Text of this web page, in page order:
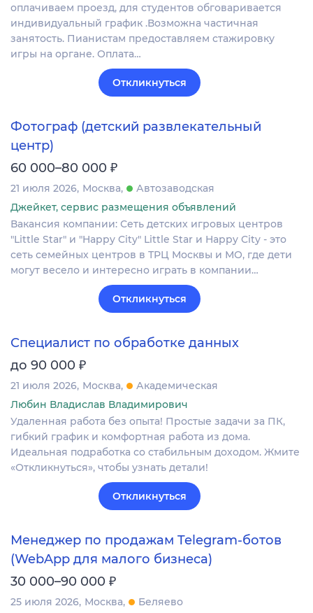
оплачиваем проезд, для студентов обговаривается
индивидуальный график .Возможна частичная
занятость. Пианистам предоставляем стажировку
игры на органе. Оплата…
Откликнуться
Фотограф (детский развлекательный
центр)
60 000–80 000 ₽
21 июля 2026 Москва
Автозаводская
Джейкет, сервис размещения объявлений
Вакансия компании: Сеть детских игровых центров
"Little Star" и "Happy City" Little Star и Happy City - это
сеть семейных центров в ТРЦ Москвы и МО, где дети
могут весело и интересно играть в компании…
Откликнуться
Специалист по обработке данных
до 90 000 ₽
21 июля 2026 Москва
Академическая
Любин Владислав Владимирович
Удаленная работа без опыта! Простые задачи за ПК,
гибкий график и комфортная работа из дома.
Идеальная подработка со стабильным доходом. Жмите
«Откликнуться», чтобы узнать детали!
Откликнуться
Менеджер по продажам Telegram-ботов
(WebApp для малого бизнеса)
30 000–90 000 ₽
25 июля 2026 Москва
Беляево